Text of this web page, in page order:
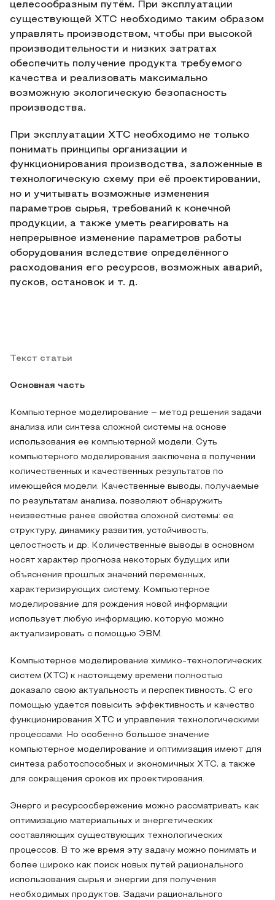
целесообразным путём. При эксплуатации
существующей ХТС необходимо таким образом
управлять производством, чтобы при высокой
производительности и низких затратах
обеспечить получение продукта требуемого
качества и реализовать максимально
возможную экологическую безопасность
производства.
При эксплуатации ХТС необходимо не только
понимать принципы организации и
функционирования производства, заложенные в
технологическую схему при её проектировании,
но и учитывать возможные изменения
параметров сырья, требований к конечной
продукции, а также уметь реагировать на
непрерывное изменение параметров работы
оборудования вследствие определённого
расходования его ресурсов, возможных аварий,
пусков, остановок и т. д.
Текст статьи
Основная часть
Компьютерное моделирование – метод решения задачи
анализа или синтеза сложной системы на основе
использования ее компьютерной модели. Суть
компьютерного моделирования заключена в получении
количественных и качественных результатов по
имеющейся модели. Качественные выводы, получаемые
по результатам анализа, позволяют обнаружить
неизвестные ранее свойства сложной системы: ее
структуру, динамику развития, устойчивость,
целостность и др. Количественные выводы в основном
носят характер прогноза некоторых будущих или
объяснения прошлых значений переменных,
характеризирующих систему. Компьютерное
моделирование для рождения новой информации
использует любую информацию, которую можно
актуализировать с помощью ЭВМ.
Компьютерное моделирование химико-технологических
систем (ХТС) к настоящему времени полностью
доказало свою актуальность и перспективность. С его
помощью удается повысить эффективность и качество
функционирования ХТС и управления технологическими
процессами. Но особенно большое значение
компьютерное моделирование и оптимизация имеют для
синтеза работоспособных и экономичных ХТС, а также
для сокращения сроков их проектирования.
Энерго и ресурсосбережение можно рассматривать как
оптимизацию материальных и энергетических
составляющих существующих технологических
процессов. В то же время эту задачу можно понимать и
более широко как поиск новых путей рационального
использования сырья и энергии для получения
необходимых продуктов. Задачи рационального